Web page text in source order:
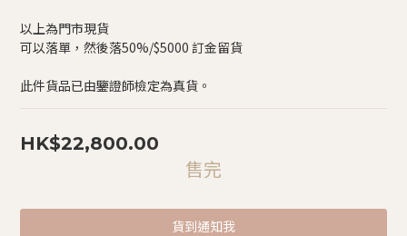
以上為門市現貨
可以落單，然後落50%/$5000 訂金留貨
此件貨品已由鑒證師檢定為真貨。
HK$22,800.00
售完
貨到通知我